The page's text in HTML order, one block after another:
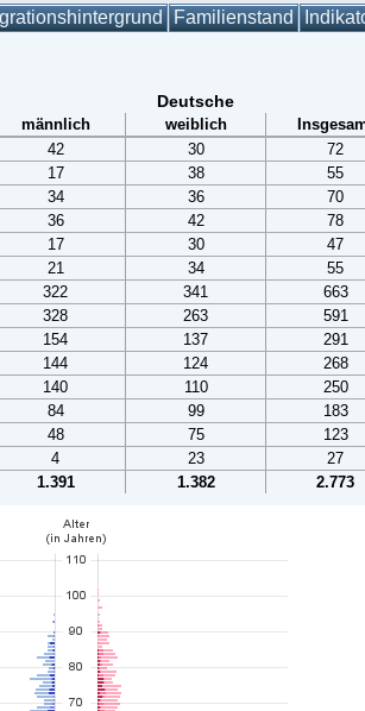
Familienstand
Deutsche
männlich weiblich
42 30
72
17 38
55
34 36
70
36 42
78
17 30
47
21 34
55
322 341
663
328 263
591
154 137
291
144 124
268
140 110
250
84 99
183
48 75
123
4 23
27
1.391 1.382 2.773